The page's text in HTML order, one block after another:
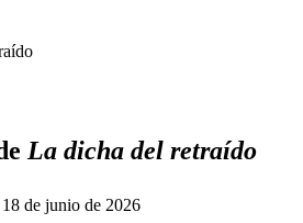
La dicha del retraído
de junio de 2026